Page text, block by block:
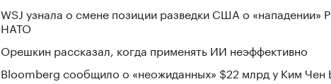
WSJ узнала о смене позиции разведки США о «нападении»
НАТО
Орешкин рассказал, когда применять ИИ неэффективно
Bloomberg сообщило о «неожиданных» $22 млрд у Ким Чен